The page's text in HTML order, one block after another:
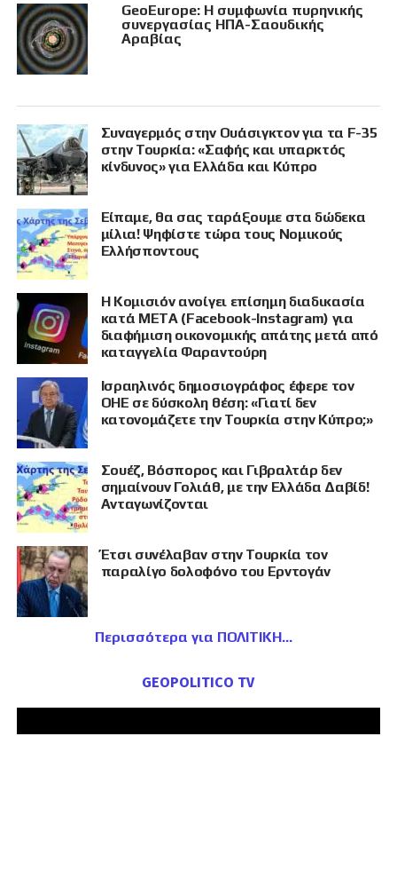
GeoEurope: Η συμφωνία πυρηνικής
συνεργασίας ΗΠΑ-Σαουδικής
Αραβίας
Συναγερμός στην Ουάσιγκτον για τα F-35
στην Τουρκία: «Σαφής και υπαρκτός
κίνδυνος» για Ελλάδα και Κύπρο
Είπαμε, θα σας ταράξουμε στα δώδεκα
μίλια! Ψηφίστε τώρα τους Νομικούς
Ελλήσποντους
Η Κομισιόν ανοίγει επίσημη διαδικασία
κατά META (Facebook-Instagram) για
διαφήμιση οικονομικής απάτης μετά από
καταγγελία Φαραντούρη
Ισραηλινός δημοσιογράφος έφερε τον
ΟΗΕ σε δύσκολη θέση: «Γιατί δεν
κατονομάζετε την Τουρκία στην Κύπρο;»
Σουέζ, Βόσπορος και Γιβραλτάρ δεν
σημαίνουν Γολιάθ, με την Ελλάδα Δαβίδ!
Ανταγωνίζονται
Έτσι συνέλαβαν στην Τουρκία τον
παραλίγο δολοφόνο του Ερντογάν
Περισσότερα για ΠΟΛΙΤΙΚΗ
GEOPOLITICO TV